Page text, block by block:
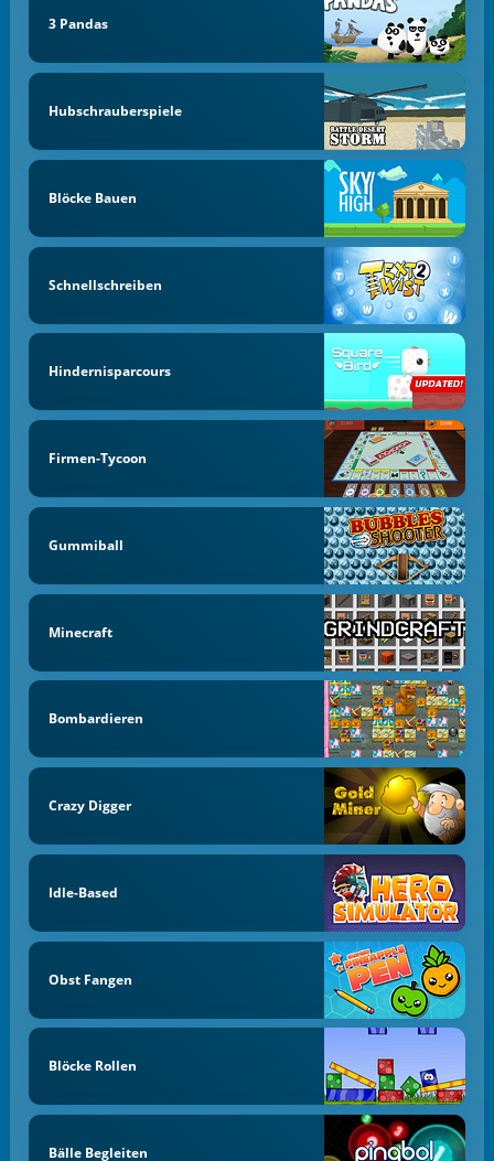
3 Pandas
Hubschrauberspiele
Blöcke Bauen
Schnellschreiben
Hindernisparcours
Firmen-Tycoon
Gummiball
Minecraft
Bombardieren
Crazy Digger
Idle-Based
Obst Fangen
Blöcke Rollen
Bälle Begleiten